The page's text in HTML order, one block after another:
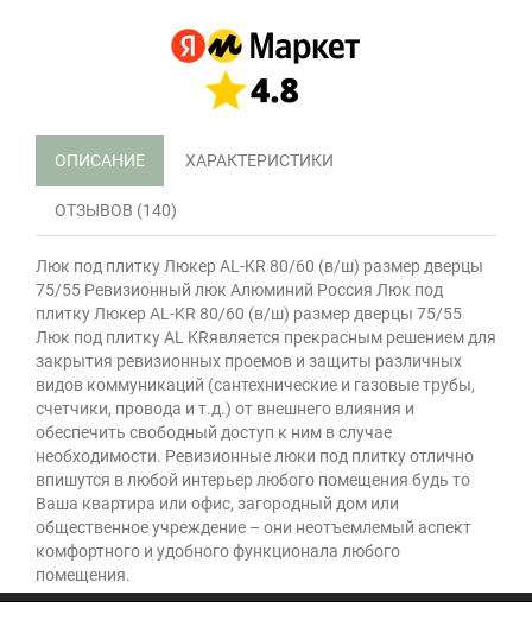
ОПИСАНИЕ ХАРАКТЕРИСТИКИ
ОТЗЫВОВ (140)
Люк под плитку Люкер AL-KR 80/60 (в/ш) размер дверцы
75/55 Ревизионный люк Алюминий Россия Люк под
плитку Люкер AL-KR 80/60 (в/ш) размер дверцы 75/55
Люк под плитку AL KRявляется прекрасным решением для
закрытия ревизионных проемов и защиты различных
видов коммуникаций (сантехнические и газовые трубы,
счетчики, провода и т.д.) от внешнего влияния и
обеспечить свободный доступ к ним в случае
необходимости. Ревизионные люки под плитку отлично
впишутся в любой интерьер любого помещения будь то
Ваша квартира или офис, загородный дом или
общественное учреждение – они неотъемлемый аспект
комфортного и удобного функционала любого
помещения.